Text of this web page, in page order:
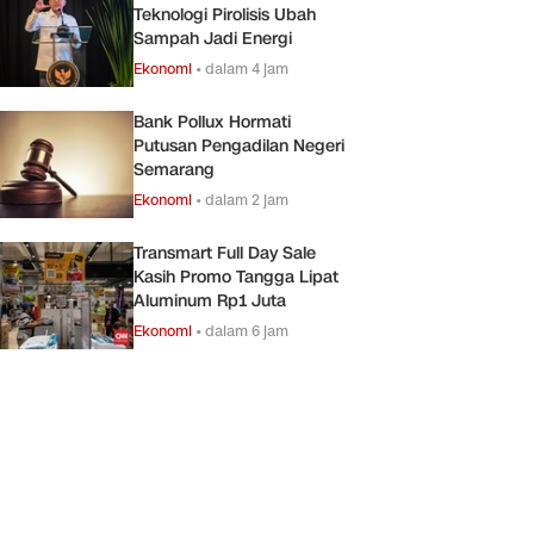
Teknologi Pirolisis Ubah
Sampah Jadi Energi
Ekonomi •dalam 4 jam
Bank Pollux Hormati
Putusan Pengadilan Negeri
Semarang
Ekonomi •dalam 2 jam
Transmart Full Day Sale
Kasih Promo Tangga Lipat
Aluminum Rp1 Juta
Ekonomi •dalam 6 jam